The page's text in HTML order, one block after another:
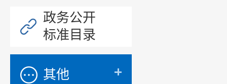
政务公开
标准目录
其他